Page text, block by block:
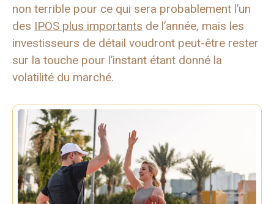
non terrible pour ce qui sera probablement l’un
des IPOS plus importants de l’année, mais les
investisseurs de détail voudront peut-être rester
sur la touche pour l’instant étant donné la
volatilité du marché.